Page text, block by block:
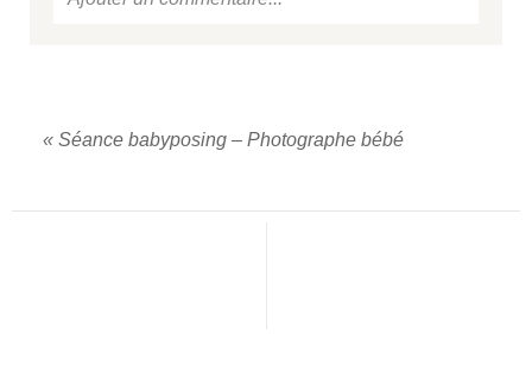
« Séance babyposing – Photographe bébé